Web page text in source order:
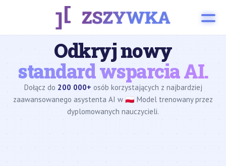
Odkryj nowy
standard wsparcia AI.
Dołącz do 200 000+ osób korzystających z najbardziej
zaawansowanego asystenta AI w 🇵🇱 Model trenowany przez
dyplomowanych nauczycieli.